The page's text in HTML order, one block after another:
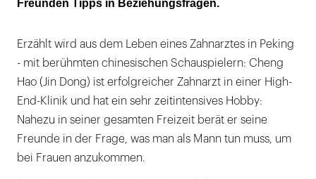
Freunden Tipps in Beziehungsfragen.
Erzählt wird aus dem Leben eines Zahnarztes in Peking
- mit berühmten chinesischen Schauspielern: Cheng
Hao (Jin Dong) ist erfolgreicher Zahnarzt in einer High-
End-Klinik und hat ein sehr zeitintensives Hobby:
Nahezu in seiner gesamten Freizeit berät er seine
Freunde in der Frage, was man als Mann tun muss, um
bei Frauen anzukommen.